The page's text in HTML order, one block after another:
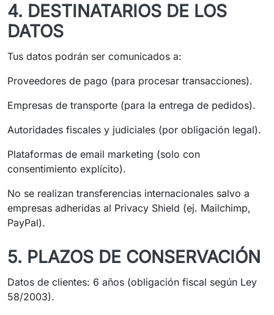
4. DESTINATARIOS DE LOS
DATOS
Tus datos podrán ser comunicados a:
Proveedores de pago (para procesar transacciones).
Empresas de transporte (para la entrega de pedidos).
Autoridades fiscales y judiciales (por obligación legal).
Plataformas de email marketing (solo con
consentimiento explícito).
No se realizan transferencias internacionales salvo a
empresas adheridas al Privacy Shield (ej. Mailchimp,
PayPal).
5. PLAZOS DE CONSERVACIÓN
Datos de clientes: 6 años (obligación fiscal según Ley
58/2003).